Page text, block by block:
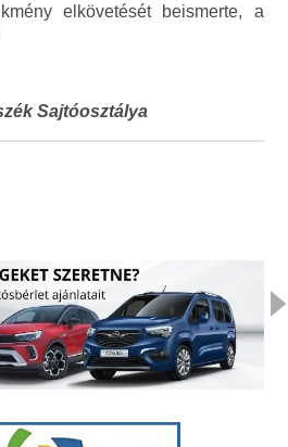
elkövetését beismerte, a
Sajtóosztálya